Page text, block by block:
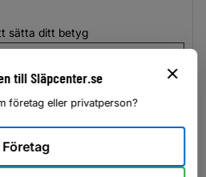
sätta ditt betyg
till Släpcenter.se
företag eller privatperson?
Företag